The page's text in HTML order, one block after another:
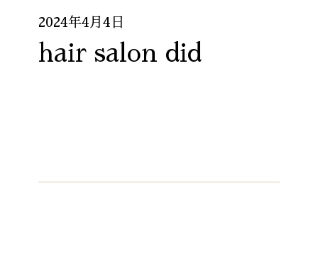
2024年4月4日
hair salon did